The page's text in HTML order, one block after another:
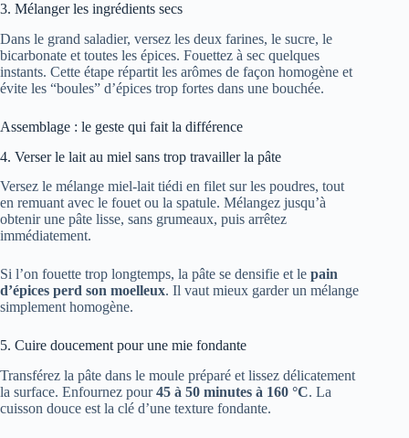
3. Mélanger les ingrédients secs
Dans le grand saladier, versez les deux farines, le sucre, le
bicarbonate et toutes les épices. Fouettez à sec quelques
instants. Cette étape répartit les arômes de façon homogène et
évite les “boules” d’épices trop fortes dans une bouchée.
Assemblage : le geste qui fait la différence
4. Verser le lait au miel sans trop travailler la pâte
Versez le mélange miel-lait tiédi en filet sur les poudres, tout
en remuant avec le fouet ou la spatule. Mélangez jusqu’à
obtenir une pâte lisse, sans grumeaux, puis arrêtez
immédiatement.
Si l’on fouette trop longtemps, la pâte se densifie et le pain
d’épices perd son moelleux. Il vaut mieux garder un mélange
simplement homogène.
5. Cuire doucement pour une mie fondante
Transférez la pâte dans le moule préparé et lissez délicatement
la surface. Enfournez pour45 à 50 minutes à 160 °C. La
cuisson douce est la clé d’une texture fondante.